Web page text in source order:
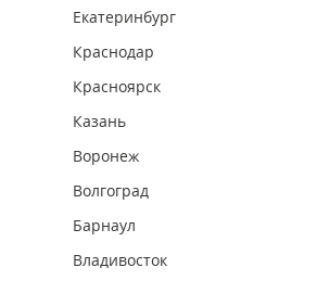
Екатеринбург
Краснодар
Красноярск
Казань
Воронеж
Волгоград
Барнаул
Владивосток